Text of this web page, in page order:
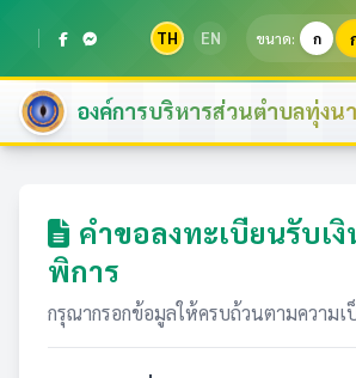
TH EN ขนาด: ก
องค์การบริหารส่วนตำบลทุ่งน
คำขอลงทะเบียนรับเ
พิการ
กรุณากรอกข้อมูลให้ครบถ้วนตามความเ